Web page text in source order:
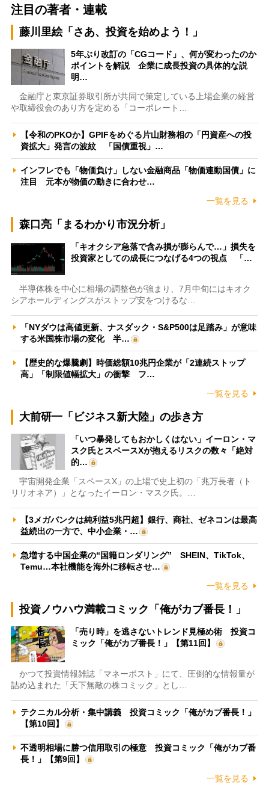
注目の著者・連載
藤川里絵「さあ、投資を始めよう！」
5年ぶり改訂の「CGコード」、何が変わったのか
ポイントを解説 企業に成長投資の具体的な説
明…
金融庁と東京証券取引所が共同で策定している上場企業の経営
や取締役会のあり方を定める「コーポレート…
【令和のPKOか】GPIFをめぐる片山財務相の「円資産への投
資拡大」発言の波紋 「国債重視」…
インフレでも「物価負け」しない金融商品「物価連動国債」に
注目 元本が物価の動きに合わせ…
一覧を見る
森口亮「まるわかり市況分析」
「キオクシア急落で含み損が膨らんで…」損失を
投資家としての成長につなげる4つの視点 「…
半導体株を中心に相場の調整色が強まり、7月中旬にはキオク
シアホールディングスがストップ安をつけるな…
「NYダウは高値更新、ナスダック・S&P500は足踏み」が意味
する米国株市場の変化 半…
【歴史的な爆騰劇】時価総額10兆円企業が「2連続ストップ
高」「制限値幅拡大」の衝撃 フ…
一覧を見る
大前研一「ビジネス新大陸」の歩き方
「いつ暴発してもおかしくはない」イーロン・マ
スク氏とスペースXが抱えるリスクの数々「絶対
的…
宇宙開発企業「スペースX」の上場で史上初の「兆万長者（ト
リリオネア）」となったイーロン・マスク氏。…
【3メガバンクは純利益5兆円超】銀行、商社、ゼネコンは最高
益続出の一方で、中小企業・…
急増する中国企業の“国籍ロンダリング” SHEIN、TikTok、
Temu…本社機能を海外に移転させ…
一覧を見る
投資ノウハウ満載コミック「俺がカブ番長！」
「売り時」を逃さないトレンド見極め術 投資コ
ミック「俺がカブ番長！」【第11回】
かつて投資情報雑誌「マネーポスト」にて、圧倒的な情報量が
詰め込まれた「天下無敵の株コミック」とし…
テクニカル分析・集中講義 投資コミック「俺がカブ番長！」
【第10回】
不透明相場に勝つ信用取引の極意 投資コミック「俺がカブ番
長！」【第9回】
一覧を見る